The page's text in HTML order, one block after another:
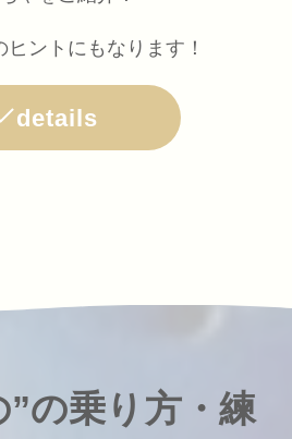
ヒントにもなります！
details
”の乗り方・練